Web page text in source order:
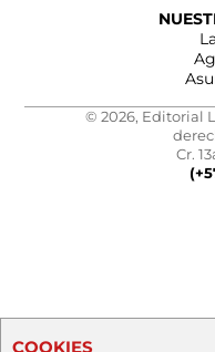
© 2026, Editorial
Cr.
COOKIES